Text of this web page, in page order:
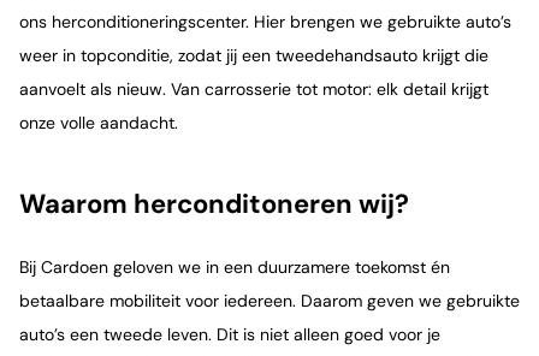
ons herconditioneringscenter. Hier brengen we gebruikte auto’s
weer in topconditie, zodat jij een tweedehandsauto krijgt die
aanvoelt als nieuw. Van carrosserie tot motor: elk detail krijgt
onze volle aandacht.
Waarom herconditoneren wij?
Bij Cardoen geloven we in een duurzamere toekomst én
betaalbare mobiliteit voor iedereen. Daarom geven we gebruikte
auto’s een tweede leven. Dit is niet alleen goed voor je